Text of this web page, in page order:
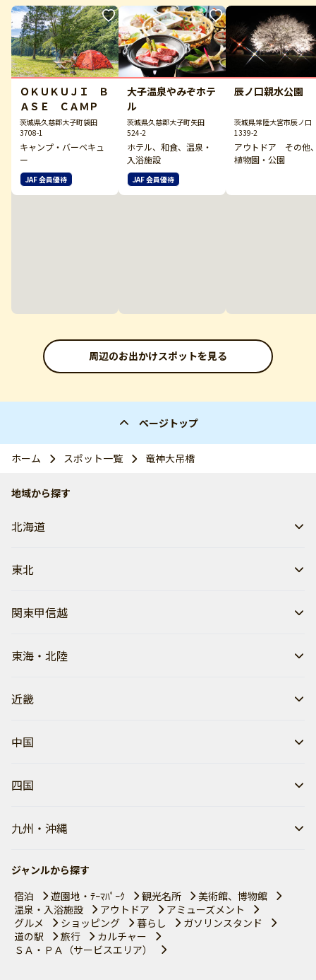
ＯＫＵＫＵＪＩ Ｂ
ＡＳＥ ＣＡＭＰ
茨城県久慈郡大子町袋田
3708-1
キャンプ・バーベキュ
ー
JAF 会員優待
大子温泉やみぞホテ
ル
茨城県久慈郡大子町矢田
524-2
ホテル、和食、温泉・
入浴施設
JAF 会員優待
辰ノ口親水公園
茨城県常陸大宮市辰ノ口
1339-2
アウトドア その他
植物園・公園
周辺のお出かけスポットを見る
ページトップ
ホーム スポット一覧 竜神大吊橋
地域から探す
北海道
東北
関東甲信越
東海・北陸
近畿
中国
四国
九州・沖縄
ジャンルから探す
宿泊
遊園地・ﾃｰﾏﾊﾟｰｸ 観光名所
美術館、博物館
温泉・入浴施設
アウトドア
アミューズメント
グルメ
ショッピング 暮らし
ガソリンスタンド
道の駅
旅行
カルチャー
ＳＡ・ＰＡ（サービスエリア）